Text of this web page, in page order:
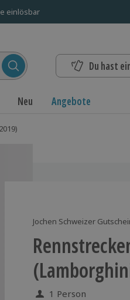
einlösbar
Du hast
Neu Angebote
Jochen Schweizer
1 Person